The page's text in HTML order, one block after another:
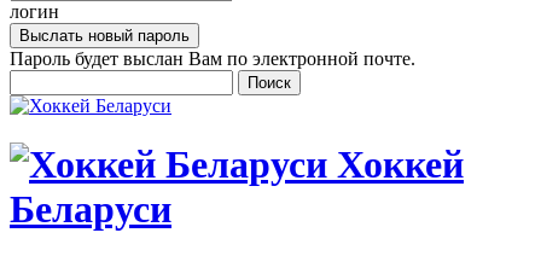
логин
Пароль будет выслан Вам по электронной почте.
Хоккей
Беларуси